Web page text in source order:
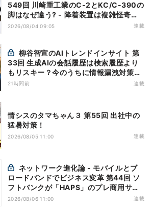
549回 川崎重工業のC-2とKC/C-390の
脚はなぜ違う? - 降着装置は複雑怪奇
(5)|軍用輸送機(10)
2026/08/04 09:05 連載
33回 生成AIの会話履歴は検索履歴より
もリスキー？今のうちに情報漏洩対策を
万全にしておこう
21時間前 連載
情シスのタマちゃん３ 第55回 出社中の
猛暑対策！
2026/08/05 11:00 連載
ロードバンドでビジネス変革 第44回 ソ
フトバンクが「HAPS」のプレ商用サー
ビス開始を表明、本格的な商用展開のめ
2026/08/06 11:00 連載